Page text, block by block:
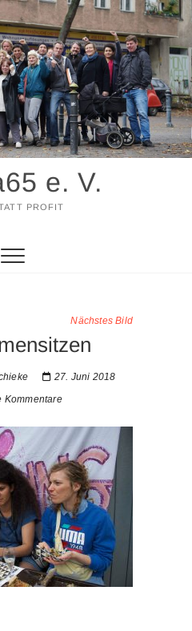
e. V.
PROFIT
Nächstes Bild
27. Juni 2018
Kommentare